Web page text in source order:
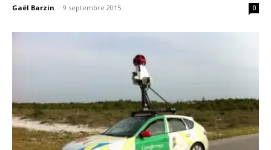
Gaël Barzin - 9 septembre 2015 0